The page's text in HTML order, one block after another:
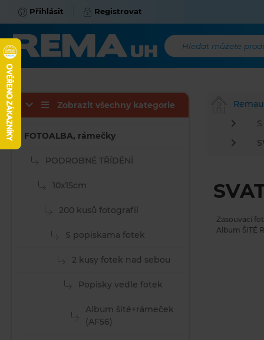
Přihlásit Registrovat
Hledat můžete
Zasouvací
Album ŠITÉ
Zobrazit všechny kategorie
FOTOALBA, rámečky
PODROBNÉ TŘÍDĚNÍ
10x15cm
200 kusů fotografií
S popiskama fotek
2 kusy fotek nad sebou
Popisky vedle fotek
Album šité+rámeček
(AF56)